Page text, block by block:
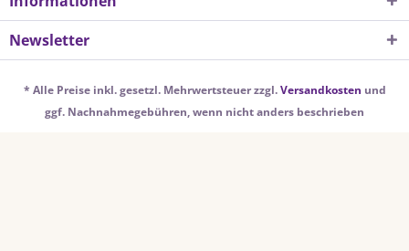
Newsletter
* Alle Preise inkl. gesetzl. Mehrwertsteuer zzgl.Versandkosten und
ggf. Nachnahmegebühren, wenn nicht anders beschrieben